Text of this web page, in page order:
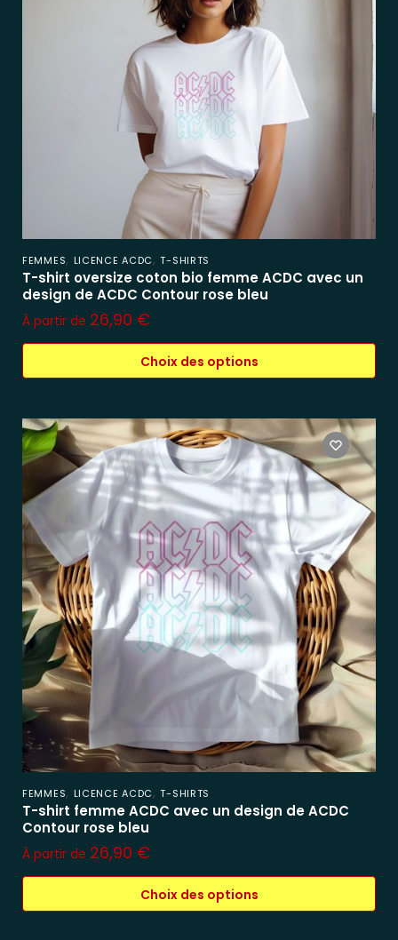
FEMMES, LICENCE ACDC,T-SHIRTS
T-shirt oversize coton bio femme ACDC avec un
design de ACDC Contour rose bleu
À partir de 26,90 €
Choix des options
FEMMES, LICENCE ACDC,T-SHIRTS
T-shirt femme ACDC avec un design de ACDC
Contour rose bleu
À partir de 26,90 €
Choix des options